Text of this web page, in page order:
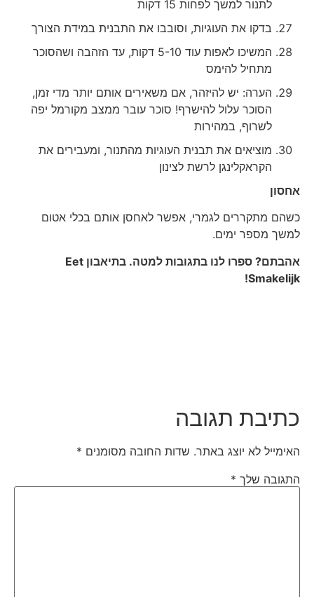
לתנור למשך לפחות 15 דקות
בדקו את העוגיות, וסובבו את התבנית במידת הצורך
המשיכו לאפות עוד 5-10 דקות, עד הזהבה ושהסוכר
מתחיל להימס
הערה: יש להיזהר, אם משאירים אותם יותר מדי זמן,
הסוכר עלול להישרף! סוכר עובר ממצב מקורמל יפה
לשרוף, במהירות
מוציאים את תבנית העוגיות מהתנור, ומעבירים את
הקראקלינגן לרשת לצינון
אחסון
כשהם מתקררים לגמרי, אפשר לאחסן אותם בכלי אטום
למשך מספר ימים.
אהבתם? ספרו לנו בתגובות למטה. בתיאבוןEet
Smakelijk
!
כתיבת תגובה
האימייל לא יוצג באתר. שדות החובה מסומנים*
התגובה שלך*